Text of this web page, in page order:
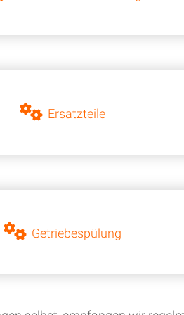
Ersatzteile
Getriebespülung